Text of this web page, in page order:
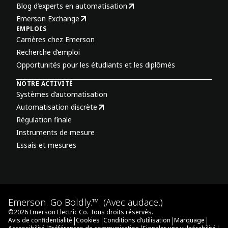
Blog d’experts en automatisation
Emerson Exchange
EMPLOIS
Carrières chez Emerson
Recherche d’emploi
Opportunités pour les étudiants et les diplômés
NOTRE ACTIVITÉ
Systèmes d’automatisation
Automatisation discrète
Régulation finale
Instruments de mesure
Essais et mesures
Emerson. Go Boldly.™. (Avec audace.)
©2026Emerson Electric Co. Tous droits réservés.
Avis de confidentialité |Cookies |Conditions d’utilisation |Marquage |